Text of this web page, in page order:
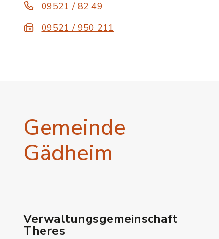
09521 / 82 49
09521 / 950 211
Gemeinde
Gädheim
Verwaltungsgemeinschaft
Theres